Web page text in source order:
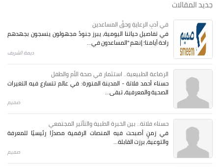
جديد المقالات
في أدبِ الرعايةِ وحقِّ المساعدين
في تفاصيل حياتنا اليومية، يبرز جنودٌ مجهولون ينسجون بجهدهم
راحة أيامنا؛ إنهم "المساعدون في...
ديمة الشريف
الرضاعة الطبيعية.. استثمار في صحة الأم والطفل
حسناء أحمد فلاتة - المدينة المنورة: في عالم تتسارع فيه التغيرات
الصحية والمعرفية، تبقى...
صميم
حسناء فلاتة.. بين الخبرة الطبية والتأثير المجتمعي
في زمنٍ أصبحت فيه المنصات الرقمية مصدرًا رئيسيًا للمعرفة
والتوعية، برزت القابلة...
صميم